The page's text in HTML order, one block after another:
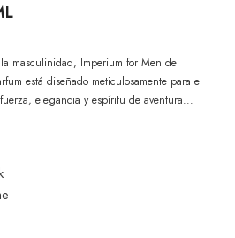
masculinidad, Imperium for Men de
está diseñado meticulosamente para el
elegancia y espíritu de aventura...